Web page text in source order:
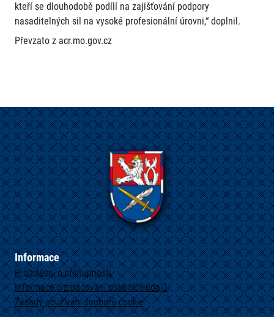
kteří se dlouhodobě podílí na zajišťování podpory
nasaditelných sil na vysoké profesionální úrovni,“ doplnil.
Převzato z acr.mo.gov.cz
Informace
Prohlášení o přístupnosti
Informace o zpracování osobních údajů
Zásady používání souborů cookie